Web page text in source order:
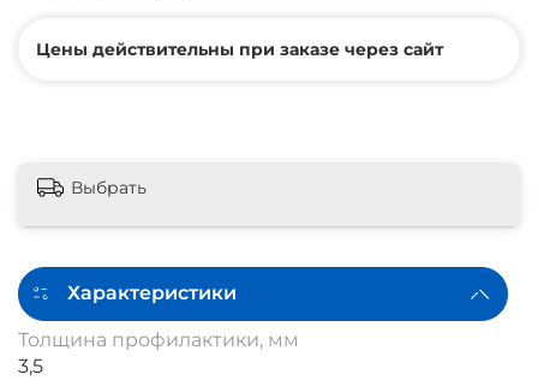
Цены действительны при заказе через сайт
Выбрать
Характеристики
Толщина профилактики, мм
3,5